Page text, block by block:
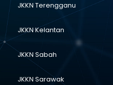
JKKN Terengganu
JKKN Kelantan
JKKN Sabah
JKKN Sarawak